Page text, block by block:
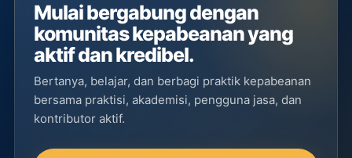
Mulai bergabung dengan
komunitas kepabeanan yang
aktif dan kredibel.
Bertanya, belajar, dan berbagi praktik kepabeanan
bersama praktisi, akademisi, pengguna jasa, dan
kontributor aktif.